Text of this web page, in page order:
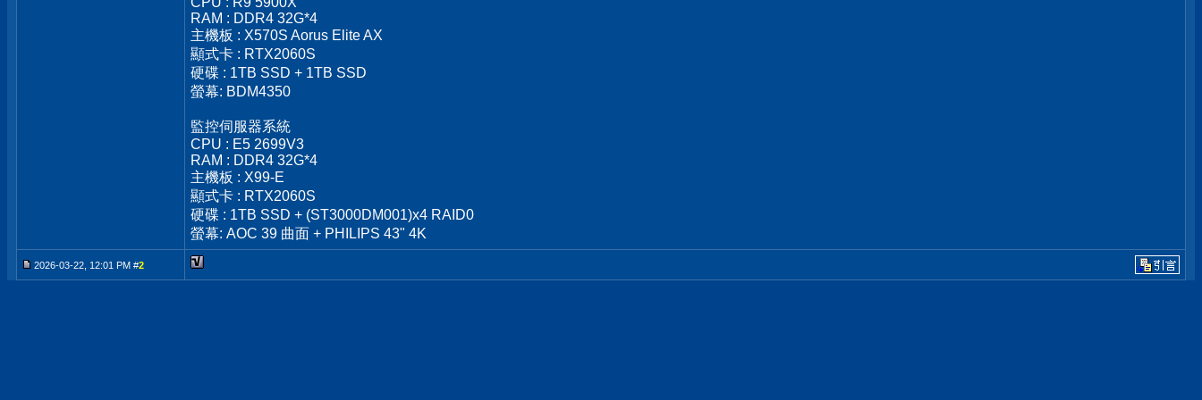
RAM : DDR4 32G*4
主機板 : X570S Aorus Elite AX
顯式卡 : RTX2060S
硬碟 : 1TB SSD + 1TB SSD
螢幕: BDM4350
監控伺服器系統
CPU : E5 2699V3
RAM : DDR4 32G*4
主機板 : X99-E
顯式卡 : RTX2060S
硬碟 : 1TB SSD + (ST3000DM001)x4 RAID0
螢幕: AOC 39 曲面 + PHILIPS 43" 4K
2026-03-22, 12:01 PM #2